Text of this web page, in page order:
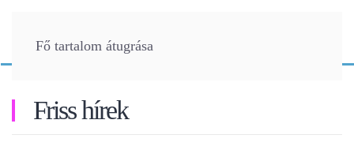
Fő tartalom átugrása
Friss hírek